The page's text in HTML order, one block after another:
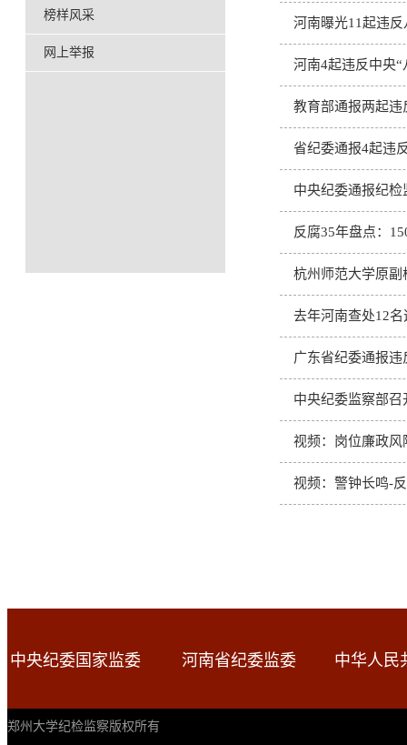
榜样风采
网上举报
河南曝光11起违
河南4起违反中央
教育部通报两起
省纪委通报4起违
中央纪委通报纪
反腐35年盘点：
杭州师范大学原副
去年河南查处12
广东省纪委通报违
中央纪委监察部
视频：岗位廉政
视频：警钟长鸣-
中央纪委国家监委 河南省纪委监委 中华人民
郑州大学纪检监察版权所有